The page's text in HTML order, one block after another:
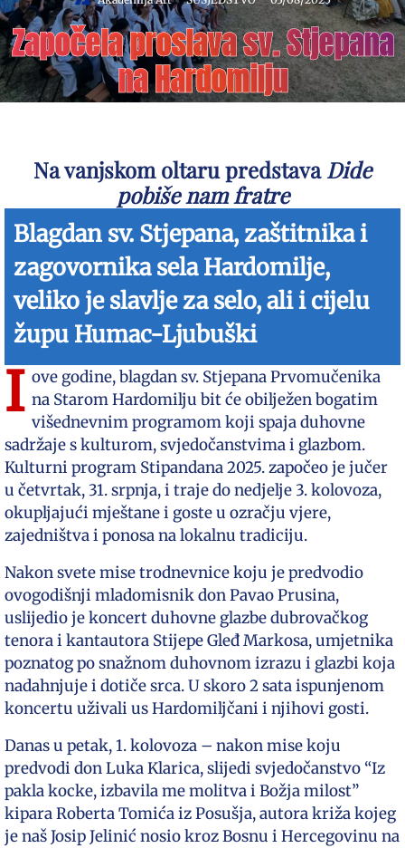
Započela proslava sv. Stjepana
na Hardomilju
Na vanjskom oltaru predstavaDide
pobiše nam fratre
Blagdan sv. Stjepana, zaštitnika i
zagovornika sela Hardomilje,
veliko je slavlje za selo, ali i cijelu
župu Humac-Ljubuški
I ove godine, blagdan sv. Stjepana Prvomučenika
na Starom Hardomilju bit će obilježen bogatim
višednevnim programom koji spaja duhovne
sadržaje s kulturom, svjedočanstvima i glazbom.
Kulturni program Stipandana 2025. započeo je jučer
u četvrtak, 31. srpnja, i traje do nedjelje 3. kolovoza,
okupljajući mještane i goste u ozračju vjere,
zajedništva i ponosa na lokalnu tradiciju.
Nakon svete mise trodnevnice koju je predvodio
ovogodišnji mladomisnik don Pavao Prusina,
uslijedio je koncert duhovne glazbe dubrovačkog
tenora i kantautora Stijepe Gleđ Markosa, umjetnika
poznatog po snažnom duhovnom izrazu i glazbi koja
nadahnjuje i dotiče srca. U skoro 2 sata ispunjenom
koncertu uživali us Hardomiljčani i njihovi gosti.
Danas u petak, 1. kolovoza – nakon mise koju
predvodi don Luka Klarica, slijedi svjedočanstvo “Iz
pakla kocke, izbavila me molitva i Božja milost”
kipara Roberta Tomića iz Posušja, autora križa kojeg
je naš Josip Jelinić nosio kroz Bosnu i Hercegovinu na